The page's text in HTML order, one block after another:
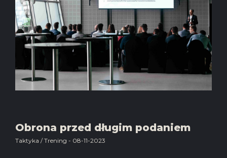
Obrona przed długim podaniem
Taktyka / Trening - 08-11-2023